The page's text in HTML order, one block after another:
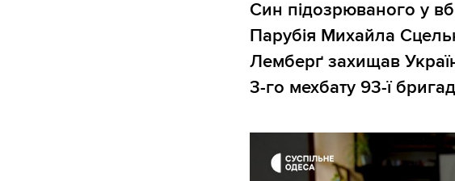
Син підозрюваного у
Парубія Михайла
Лемберґ захищав
3-го мехбату 93-ї